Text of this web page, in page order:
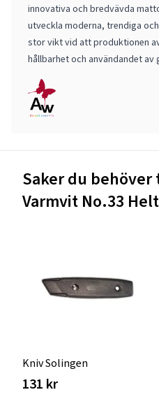
innovativa och bredvävda
utveckla moderna, trendiga
stor vikt vid att produktionen
hållbarhet och användandet av
Saker du behöver
Varmvit No.33
Kniv Solingen
131 kr